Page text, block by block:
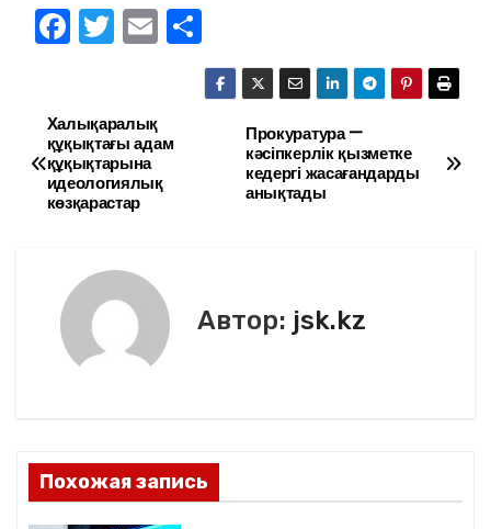
F
e
b
o
k
T
er
E
l
О
тп
р
Н
а
и
я
Прокуратура —
кәсіпкерлік қызметке
кедергі жасағандарды
анықтады
Халықаралық
құқықтағы адам
құқықтарына
идеологиялық
көзқарастар
Автор: jsk.kz
Похожая запись